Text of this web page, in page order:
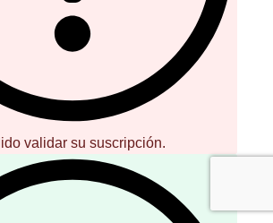
validar su suscripción.